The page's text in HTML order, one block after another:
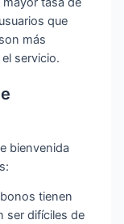
que
más
servicio.
bienvenida
tienen
ser difíciles de